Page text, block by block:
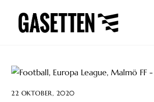
content
22 OKTOBER, 2020